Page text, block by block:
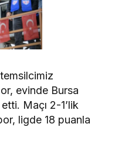
evinde Bursa
Maçı 2-1’lik
ligde 18 puanla